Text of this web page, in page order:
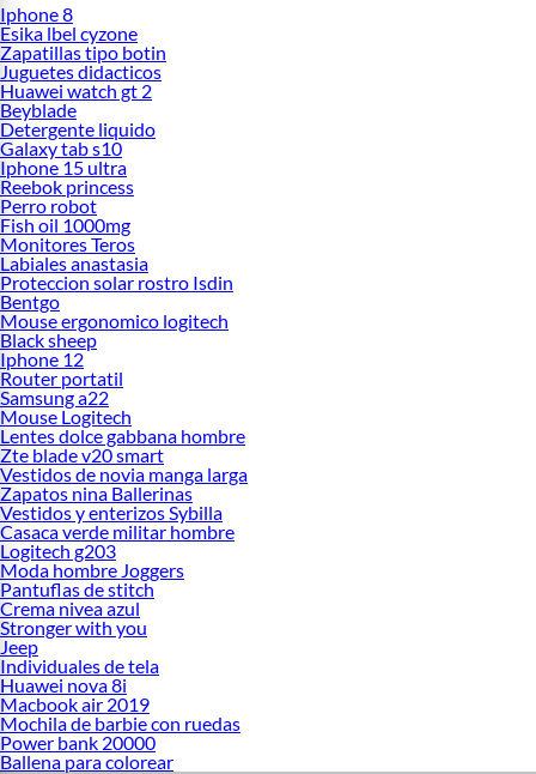
Iphone 8
Esika lbel cyzone
Zapatillas tipo botin
Juguetes didacticos
Huawei watch gt 2
Beyblade
Detergente liquido
Galaxy tab s10
Iphone 15 ultra
Reebok princess
Perro robot
Fish oil 1000mg
Monitores Teros
Labiales anastasia
Proteccion solar rostro Isdin
Bentgo
Mouse ergonomico logitech
Black sheep
Iphone 12
Router portatil
Samsung a22
Mouse Logitech
Lentes dolce gabbana hombre
Zte blade v20 smart
Vestidos de novia manga larga
Zapatos nina Ballerinas
Vestidos y enterizos Sybilla
Casaca verde militar hombre
Logitech g203
Moda hombre Joggers
Pantuflas de stitch
Crema nivea azul
Stronger with you
Jeep
Individuales de tela
Huawei nova 8i
Macbook air 2019
Mochila de barbie con ruedas
Power bank 20000
Ballena para colorear